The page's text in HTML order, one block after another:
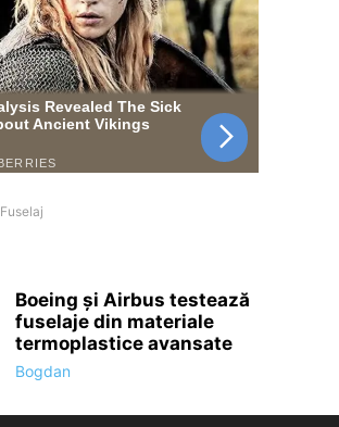
Fuselaj
Boeing și Airbus testează
fuselaje din materiale
termoplastice avansate
Bogdan